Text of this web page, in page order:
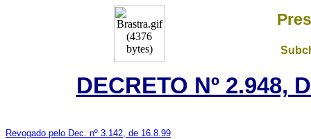
DECRETO Nº 2.948,
Revogado pelo Dec. nº 3.142, de 16.8.99